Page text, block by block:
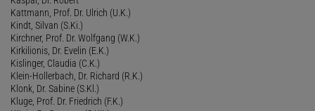
Kattmann, Prof. Dr. Ulrich (U.K.)
Kindt, Silvan (S.Ki.)
Kirchner, Prof. Dr. Wolfgang (W.K.)
Kirkilionis, Dr. Evelin (E.K.)
Kislinger, Claudia (C.K.)
Klein-Hollerbach, Dr. Richard (R.K.)
Klonk, Dr. Sabine (S.Kl.)
Kluge, Prof. Dr. Friedrich (F.K.)